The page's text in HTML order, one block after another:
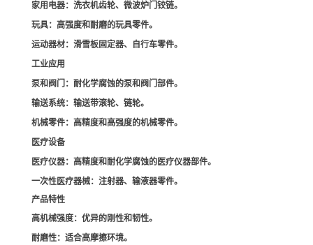
家用电器：洗衣机齿轮、微波炉门铰链。
玩具：高强度和耐磨的玩具零件。
运动器材：滑雪板固定器、自行车零件。
工业应用
泵和阀门 ：耐化学腐蚀的泵和阀门部件。
输送系统：输送带滚轮、链轮。
机械零件：高精度和高强度的机械零件。
医疗设备
医疗仪器：高精度和耐化学腐蚀的医疗仪器部件。
一次性医疗器械：注射器、输液器零件。
产品特性
高机械强度：优异的刚性和韧性。
耐磨性：适合高摩擦环境。